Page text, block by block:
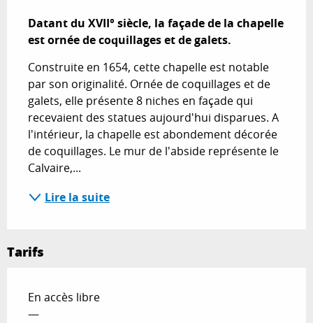
Datant du XVII° siècle, la façade de la chapelle
est ornée de coquillages et de galets.
Construite en 1654, cette chapelle est notable
par son originalité. Ornée de coquillages et de
galets, elle présente 8 niches en façade qui
recevaient des statues aujourd'hui disparues. A
l'intérieur, la chapelle est abondement décorée
de coquillages. Le mur de l'abside représente le
Calvaire,...
Lire la suite
Tarifs
En accès libre
—